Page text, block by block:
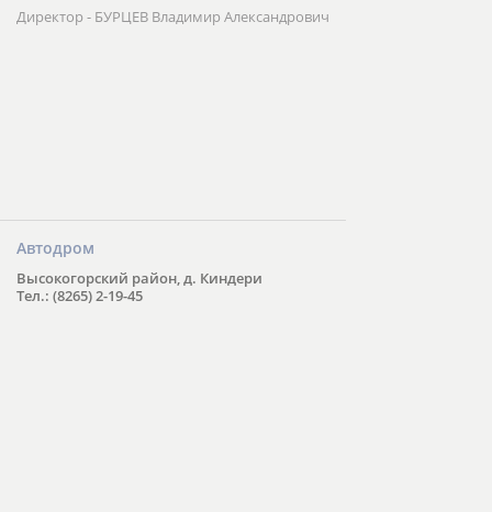
Директор - БУРЦЕВ Владимир Александрович
Автодром
Высокогорский район, д. Киндери
Тел.: (8265) 2-19-45